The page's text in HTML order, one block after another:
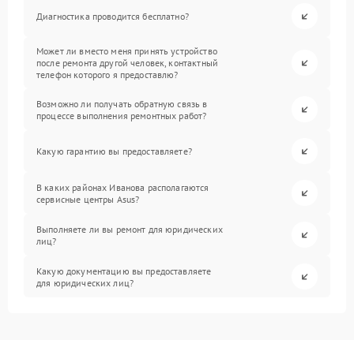
Диагностика проводится бесплатно?
Может ли вместо меня принять устройство
после ремонта другой человек, контактный
телефон которого я предоставлю?
Возможно ли получать обратную связь в
процессе выполнения ремонтных работ?
Какую гарантию вы предоставляете?
В каких районах Иванова располагаются
сервисные центры Asus?
Выполняете ли вы ремонт для юридических
лиц?
Какую документацию вы предоставляете
для юридических лиц?